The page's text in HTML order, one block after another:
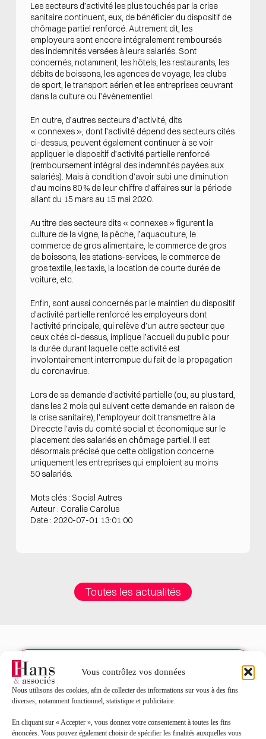
Vous contrôlez vos données
Nous utilisons des cookies, afin de collecter des informations sur vous à des fins
diverses, notamment fonctionnel, statistique et publicitaire.
En cliquant sur « Accepter », vous donnez votre consentement à toutes les fins
énoncées. Vous pouvez également choisir de spécifier les finalités auxquelles vous
Les secteurs d’activité les plus touchés par la crise
sanitaire continuent, eux, de bénéficier du dispositif de
chômage partiel renforcé. Autrement dit, les
employeurs sont encore intégralement remboursés
des indemnités versées à leurs salariés. Sont
concernés, notamment, les hôtels, les restaurants, les
débits de boissons, les agences de voyage, les clubs
de sport, le transport aérien et les entreprises œuvrant
dans la culture ou l’évènementiel.
En outre, d’autres secteurs d’activité, dits
« connexes », dont l’activité dépend des secteurs cités
ci-dessus, peuvent également continuer à se voir
appliquer le dispositif d’activité partielle renforcé
(remboursement intégral des indemnités payées aux
salariés). Mais à condition d’avoir subi une diminution
d’au moins 80 % de leur chiffre d’affaires sur la période
allant du 15 mars au 15 mai 2020.
Au titre des secteurs dits « connexes » figurent la
culture de la vigne, la pêche, l’aquaculture, le
commerce de gros alimentaire, le commerce de gros
de boissons, les stations-services, le commerce de
gros textile, les taxis, la location de courte durée de
voiture, etc.
Enfin, sont aussi concernés par le maintien du dispositif
d’activité partielle renforcé les employeurs dont
l’activité principale, qui relève d’un autre secteur que
ceux cités ci-dessus, implique l’accueil du public pour
la durée durant laquelle cette activité est
involontairement interrompue du fait de la propagation
du coronavirus.
Lors de sa demande d’activité partielle (ou, au plus tard,
dans les 2 mois qui suivent cette demande en raison de
la crise sanitaire), l’employeur doit transmettre à la
Direccte l’avis du comité social et économique sur le
placement des salariés en chômage partiel. Il est
désormais précisé que cette obligation concerne
uniquement les entreprises qui emploient au moins
50 salariés.
Mots clés : Social Autres
Auteur : Coralie Carolus
Date : 2020-07-01 13:01:00
Toutes les actualités
Contact
Nom*